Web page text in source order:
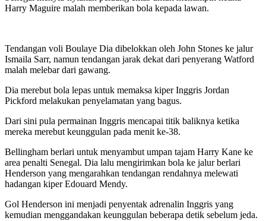
Harry Maguire malah memberikan bola kepada lawan.
Tendangan voli Boulaye Dia dibelokkan oleh John Stones ke jalur
Ismaila Sarr, namun tendangan jarak dekat dari penyerang Watford
malah melebar dari gawang.
Dia merebut bola lepas untuk memaksa kiper Inggris Jordan
Pickford melakukan penyelamatan yang bagus.
Dari sini pula permainan Inggris mencapai titik baliknya ketika
mereka merebut keunggulan pada menit ke-38.
Bellingham berlari untuk menyambut umpan tajam Harry Kane ke
area penalti Senegal. Dia lalu mengirimkan bola ke jalur berlari
Henderson yang mengarahkan tendangan rendahnya melewati
hadangan kiper Edouard Mendy.
Gol Henderson ini menjadi penyentak adrenalin Inggris yang
kemudian menggandakan keunggulan beberapa detik sebelum jeda.